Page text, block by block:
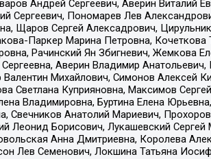
Андрей Сергеевич, Аверин Виталий
Сергеевич, Пономарев Лев
Щаров Сергей Алексадрович,
Паркер Марина Петровна,
Рачинский Ян Збигневич, Жемкова
Аверин Владимир
Михайлович, Симонов Алексей
Светлана Куприяновна, Максимов
Владимировна, Буртина Елена
Свечников Анатолий Мариевич,
Леонид Борисович, Лукашевский
Анна Дмитриевна, Королева
Лев Семенович, Локшина Татьяна